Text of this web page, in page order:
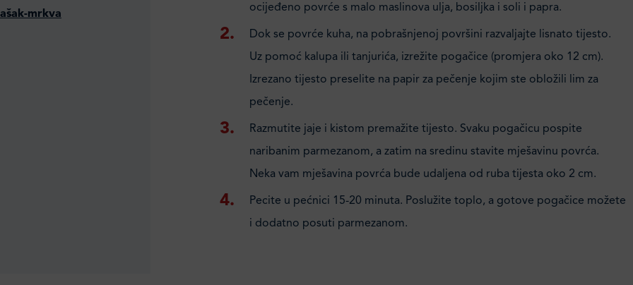
mrkva
ocijeđeno povrće s malo maslinova ulja, bosiljka i soli i papra.
Dok se povrće kuha, na pobrašnjenoj površini razvaljajte lisnato tijesto.
Uz pomoć kalupa ili tanjurića, izrežite pogačice (promjera oko 12 cm).
Izrezano tijesto preselite na papir za pečenje kojim ste obložili lim za
pečenje.
Razmutite jaje i kistom premažite tijesto. Svaku pogačicu pospite
naribanim parmezanom, a zatim na sredinu stavite mješavinu povrća.
Neka vam mješavina povrća bude udaljena od ruba tijesta oko 2 cm.
Pecite u pećnici 15-20 minuta. Poslužite toplo, a gotove pogačice možete
i dodatno posuti parmezanom.